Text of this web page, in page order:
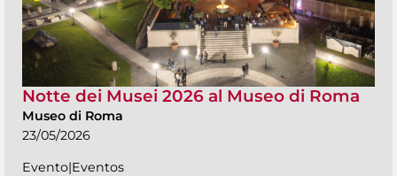
Notte dei Musei 2026 al Museo di Roma
Museo di Roma
23/05/2026
Evento|Eventos